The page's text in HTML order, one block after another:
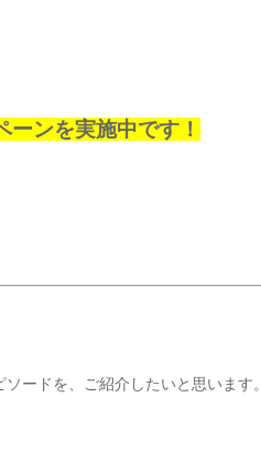
ンを実施中です！
ードを、ご紹介したいと思います。